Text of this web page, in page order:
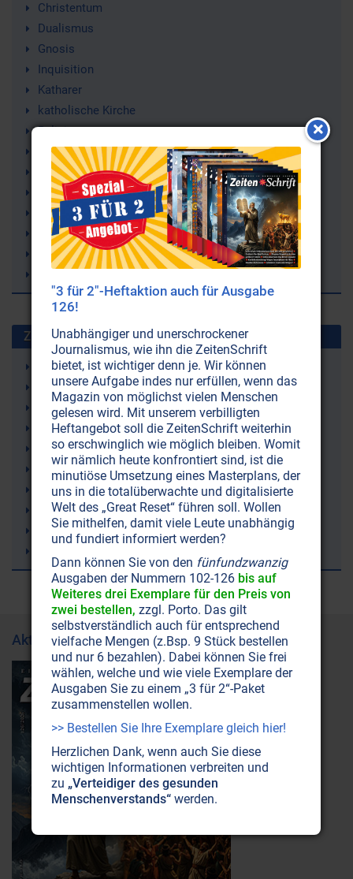
Christentum
Dualismus
Gnosis
Inquisition
Katharer
katholische Kirche
Religion
Ketzer
Déodat Roché
Paraklet
Okzitanien
Montségur
Endura
Zuletzt gesuchte Stichworte
Gelenkschmerzen
Ketone (Ketonkörper)
Ketogene Ernährung (Ketose)
Irland
Demenz
rTMS (repetitive Transkranielle Magnetstimulation)
Lithium
Trampolinspringen
Windkraft (Windräder)
Aktuelle Ausgabe
"3 für 2"-Heftaktion auch für Ausgabe
126!
Unabhängiger und unerschrockener
Journalismus, wie ihn die ZeitenSchrift
bietet, ist wichtiger denn je. Wir können
unsere Aufgabe indes nur erfüllen, wenn das
Magazin von möglichst vielen Menschen
gelesen wird. Mit unserem verbilligten
Heftangebot soll die ZeitenSchrift weiterhin
so erschwinglich wie möglich bleiben. Womit
wir nämlich heute konfrontiert sind, ist die
minutiöse Umsetzung eines Masterplans, der
uns in die totalüberwachte und digitalisierte
Welt des „Great Reset“ führen soll. Wollen
Sie mithelfen, damit viele Leute unabhängig
und fundiert informiert werden?
Dann können Sie von den fünfundzwanzig
Ausgaben der Nummern 102-126 bis auf
Weiteres drei Exemplare für den Preis von
zwei bestellen, zzgl. Porto. Das gilt
selbstverständlich auch für entsprechend
vielfache Mengen (z.Bsp. 9 Stück bestellen
und nur 6 bezahlen). Dabei können Sie frei
wählen, welche und wie viele Exemplare der
Ausgaben Sie zu einem „3 für 2“-Paket
zusammenstellen wollen.
>> Bestellen Sie Ihre Exemplare gleich hier!
Herzlichen Dank, wenn auch Sie diese
wichtigen Informationen verbreiten und
zu „Verteidiger des gesunden
Menschenverstands“ werden.